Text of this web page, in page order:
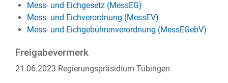
Mess- und Eichgesetz (MessEG)
Mess- und Eichverordnung (MessEV)
Mess- und Eichgebührenverordnung (MessEGebV)
Freigabevermerk
21.06.2023 Regierungspräsidium Tübingen